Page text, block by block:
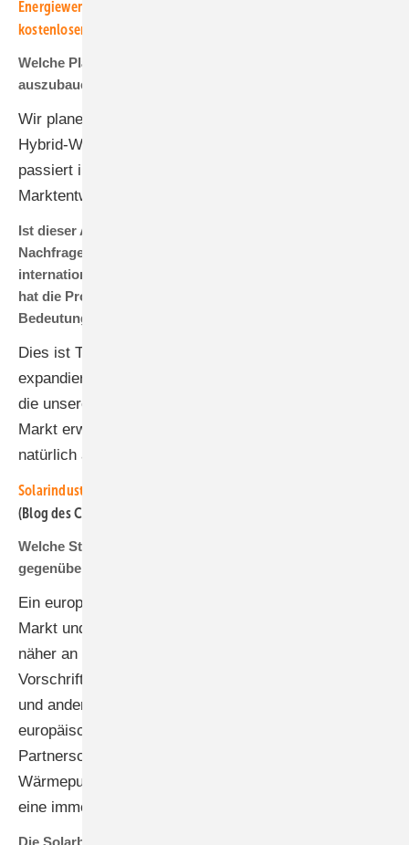
Energiewende! Abonnieren Sie dazu einfach unseren
kostenlosen Newsletter.
Welche Pläne hat Kostal, um die Produktionskapazitäten
auszubauen?
Wir planen die Vervierfachung unserer Produktion der
Hybrid-Wechselrichter im Jahr 2024. Der Ausbau
passiert immer mit dem Blick auf die realistische
Marktentwicklung.
Ist dieser Ausbau eine Reaktion auf die gestiegene
Nachfrage oder ist das auch eine Strategie, um im
internationalen Wettbewerb weiterhin vorn dabei zu sein –
hat die Produktionskapazität hier überhaupt eine
Bedeutung?
Dies ist Teil unserer Strategie. Auch im Ausland
expandieren wir, mit all den Vorzügen und Services,
die unsere Kunden auch von uns auf dem deutschen
Markt erwarten können. Ein wichtiges Stichwort ist
natürlich auch die Lieferfähigkeit.
Solarindustrie: Dumpingpreise zerstören Zukunftswirtschaft
(Blog des Chefredakteurs)
Welche Stärken kann ein europäischer Hersteller
gegenüber der Konkurrenz aus Fernost ausspielen?
Ein europäischer Hersteller hat tiefere Kenntnisse von
Markt und Menschen und dessen Bedürfnissen. Er ist
näher an den Netzbetreibern und kennt die
Vorschriften. Der CO2-Fußabdruck für Wechselrichter
und andere Komponenten aus deutscher oder
europäischer Fertigung ist geringer. Außerdem spielen
Partnerschaften und die Kompatibilität zum Beispiel zu
Wärmepumpen, Heizstäben oder Batteriespeichern
eine immer wichtigere Rolle.
Die Solarbranche will wieder verstärkt eine europäische